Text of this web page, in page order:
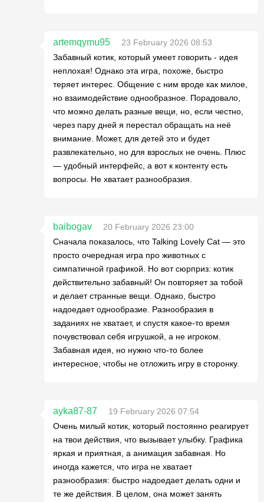
artemqymu95
23 February 2026 08:53
Забавный котик, который умеет говорить - идея
неплохая! Однако эта игра, похоже, быстро
теряет интерес. Общение с ним вроде как милое,
но взаимодействие однообразное. Порадовало,
что можно делать разные вещи, но, если честно,
через пару дней я перестал обращать на неё
внимание. Может, для детей это и будет
развлекательно, но для взрослых не очень. Плюс
— удобный интерфейс, а вот к контенту есть
вопросы. Не хватает разнообразия.
baibogav
20 February 2026 23:00
Сначала показалось, что Talking Lovely Cat — это
просто очередная игра про животных с
симпатичной графикой. Но вот сюрприз: котик
действительно забавный! Он повторяет за тобой
и делает странные вещи. Однако, быстро
надоедает однообразие. Разнообразия в
заданиях не хватает, и спустя какое-то время
почувствовал себя игрушкой, а не игроком.
Забавная идея, но нужно что-то более
интересное, чтобы не отложить игру в сторонку.
ayka87-87
19 February 2026 07:54
Очень милый котик, который постоянно реагирует
на твои действия, что вызывает улыбку. Графика
яркая и приятная, а анимация забавная. Но
иногда кажется, что игра не хватает
разнообразия: быстро надоедает делать одни и
те же действия. В целом, она может занять